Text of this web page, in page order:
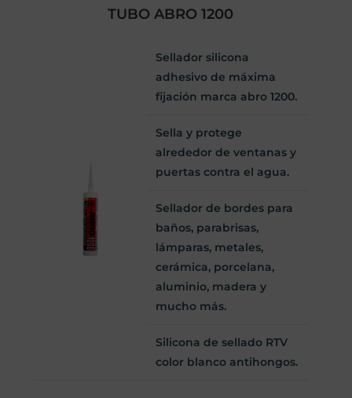
TUBO ABRO 1200
Sellador silicona
adhesivo de máxima
fijación marca abro 1200.
Sella y protege
alrededor de ventanas y
puertas contra el agua.
Sellador de bordes para
baños, parabrisas,
lámparas, metales,
cerámica, porcelana,
aluminio, madera y
mucho más.
Silicona de sellado RTV
color blanco antihongos.